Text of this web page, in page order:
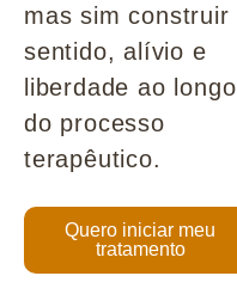
mas sim construir
sentido, alívio e
liberdade ao longo
do processo
terapêutico.
Quero iniciar meu
tratamento